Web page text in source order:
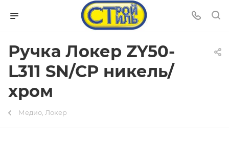
Ручка Локер ZY50-
L311 SN/CP никель/
хром
Медио, Локер